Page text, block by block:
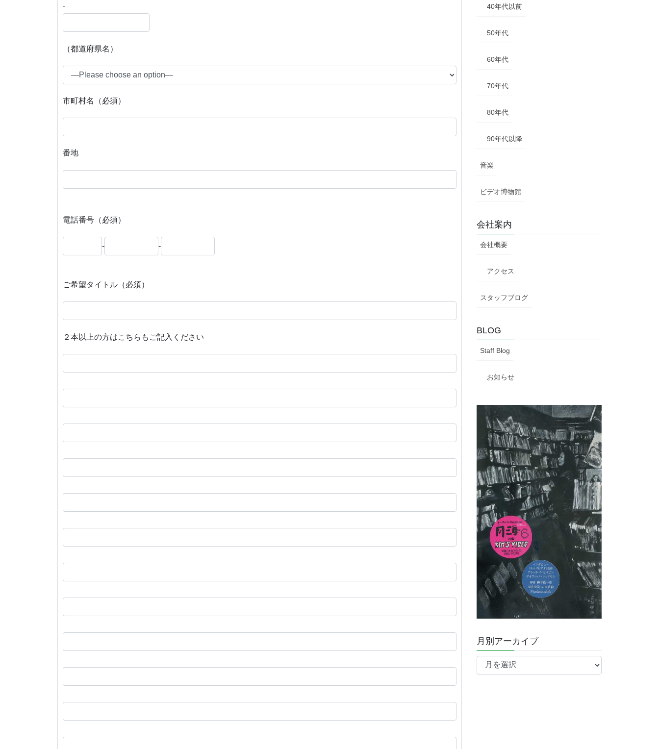
-
（都道府県名）
市町村名（必須）
番地
電話番号（必須）
- -
ご希望タイトル（必須）
２本以上の方はこちらもご記入ください
40年代以前
50年代
60年代
70年代
80年代
90年代以降
音楽
ビデオ博物館
会社案内
会社概要
アクセス
スタッフブログ
BLOG
Staff Blog
お知らせ
月別アーカイブ
月